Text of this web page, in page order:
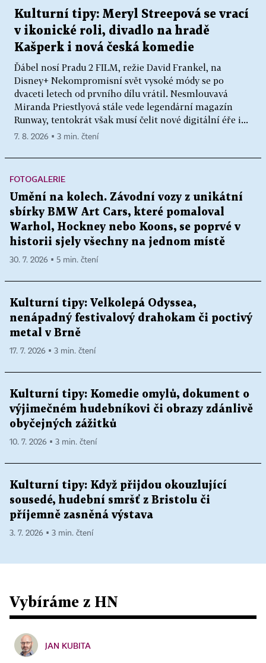
Kulturní tipy: Meryl Streepová se vrací
v ikonické roli, divadlo na hradě
Kašperk i nová česká komedie
Ďábel nosí Pradu 2 FILM, režie David Frankel, na
Disney+ Nekompromisní svět vysoké módy se po
dvaceti letech od prvního dílu vrátil. Nesmlouvavá
Miranda Priestlyová stále vede legendární magazín
Runway, tentokrát však musí čelit nové digitální éře i...
7. 8. 2026 ▪ 3 min. čtení
FOTOGALERIE
Umění na kolech. Závodní vozy z unikátní
sbírky BMW Art Cars, které pomaloval
Warhol, Hockney nebo Koons, se poprvé v
historii sjely všechny na jednom místě
30. 7. 2026 ▪ 5 min. čtení
Kulturní tipy: Velkolepá Odyssea,
nenápadný festivalový drahokam či poctivý
metal v Brně
17. 7. 2026 ▪ 3 min. čtení
Kulturní tipy: Komedie omylů, dokument o
výjimečném hudebníkovi či obrazy zdánlivě
obyčejných zážitků
10. 7. 2026 ▪ 3 min. čtení
Kulturní tipy: Když přijdou okouzlující
sousedé, hudební smršť z Bristolu či
příjemně zasněná výstava
3. 7. 2026 ▪ 3 min. čtení
Vybíráme z HN
JAN KUBITA